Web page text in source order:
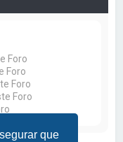
que
Foro
Foro
Foro
Foro